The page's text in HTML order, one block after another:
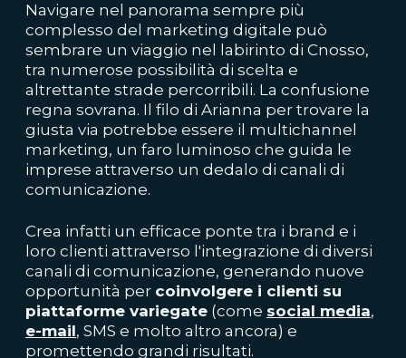
Navigare nel panorama sempre più
complesso del marketing digitale può
sembrare un viaggio nel labirinto di Cnosso,
tra numerose possibilità di scelta e
altrettante strade percorribili. La confusione
regna sovrana. Il filo di Arianna per trovare la
giusta via potrebbe essere il multichannel
marketing, un faro luminoso che guida le
imprese attraverso un dedalo di canali di
comunicazione.
Crea infatti un efficace ponte tra i brand e i
loro clienti attraverso l'integrazione di diversi
canali di comunicazione, generando nuove
opportunità per coinvolgere i clienti su
piattaforme variegate (come social media,
e-mail, SMS e molto altro ancora) e
promettendo grandi risultati.